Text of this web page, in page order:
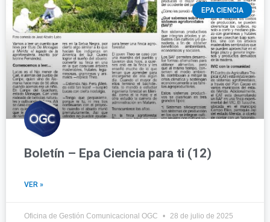
EPA CIENCIA
Boletín – Epa Ciencia para ti (12)
VER »
Oficina de Gestión Comunicacional OGC 28 de julio de 2025